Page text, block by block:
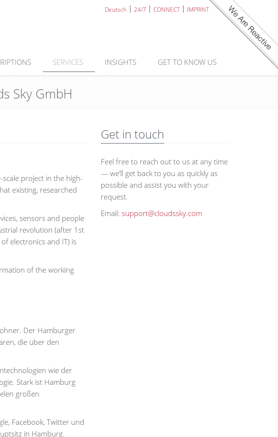
Deutsch 24/7 CONNECT IMPRINT
SERVICES INSIGHTS GET TO KNOW US
Sky GmbH
project in the high-
existing, researched
sensors and people
revolution (after 1st
electronics and IT) is
of the working
Der Hamburger
die über den
wie der
Stark ist Hamburg
großen
Facebook, Twitter und
in Hamburg.
Get in touch
Feel free to reach out to us at any time
— we’ll get back to you as quickly as
possible and assist you with your
request.
Email: support@cloudssky.com